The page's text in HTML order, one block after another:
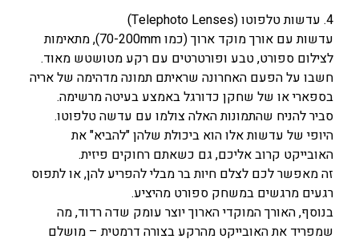
4. עדשות טלפוטו (Telephoto Lenses)
עדשות עם אורך מוקד ארוך (כמו 70-200mm), מתאימות
לצילום ספורט, טבע ופורטרטים עם רקע מטושטש מאוד.
חשבו על הפעם האחרונה שראיתם תמונה מדהימה של אריה
בספארי או של שחקן כדורגל באמצע בעיטה מרשימה.
סביר להניח שהתמונות האלה צולמו עם עדשה טלפוטו.
היופי של עדשות אלו הוא ביכולת שלהן "להביא" את
האובייקט קרוב אליכם, גם כשאתם רחוקים פיזית.
זה מאפשר לכם לצלם חיות בר מבלי להפריע להן, או לתפוס
רגעים מרגשים במשחק ספורט מהיציע.
בנוסף, האורך המוקדי הארוך יוצר עומק שדה רדוד, מה
שמפריד את האובייקט מהרקע בצורה דרמטית – מושלם